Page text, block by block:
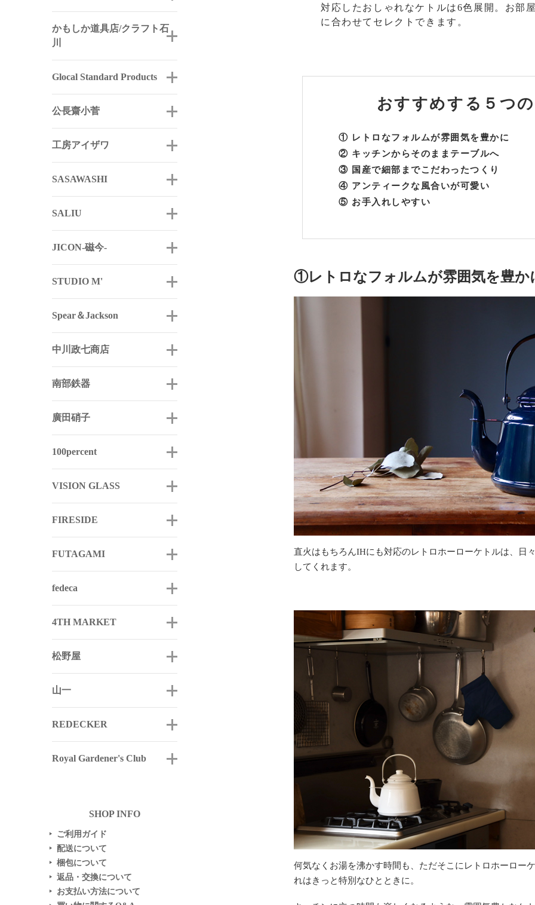
かもしか道具店/クラフト石
川
Glocal Standard Products
公長齋小菅
工房アイザワ
SASAWASHI
SALIU
JICON-磁今-
STUDIO M'
Spear＆Jackson
中川政七商店
南部鉄器
廣田硝子
100percent
VISION GLASS
FIRESIDE
FUTAGAMI
fedeca
4TH MARKET
松野屋
山一
REDECKER
Royal Gardener's Club
SHOP INFO
▶ ご利用ガイド
▶ 配送について
▶ 梱包について
▶ 返品・交換について
▶ お支払い方法について
対応したおしゃれなケトルは6色展開。お部
に合わせてセレクトできます。
おすすめする ５つ
① レトロなフォルムが雰囲気を豊かに
② キッチンからそのままテーブルへ
③ 国産で細部までこだわったつくり
④ アンティークな風合いが可愛い
⑤ お手入れしやすい
①レトロなフォルムが雰囲気を豊か
直火はもちろんIHにも対応のレトロホーローケトルは、日
してくれます。
何気なくお湯を沸かす時間も、ただそこにレトロホーロー
れはきっと特別なひとときに。